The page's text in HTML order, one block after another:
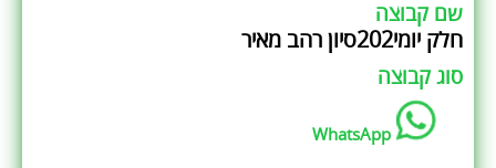
שם קבוצה
חלק יומי202סיון רהב מאיר
סוג קבוצה
WhatsApp